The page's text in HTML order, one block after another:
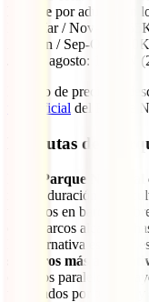
Plitvice por adulto son
Ene-Mar / Nov-Dic:
Abr-jun / Sep-Oct:
Julio y agosto: 180KN
El resto de precios y
web oficial del Parque
Las rutas del
Parque
menor duración y
trayectos en barco.
estos barcos alcanzan
La alternativa es hacer
senderos más
caminos paralelos al
transitados por turistas